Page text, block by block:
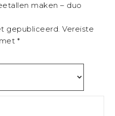
maken – duo
gepubliceerd. Vereiste
*